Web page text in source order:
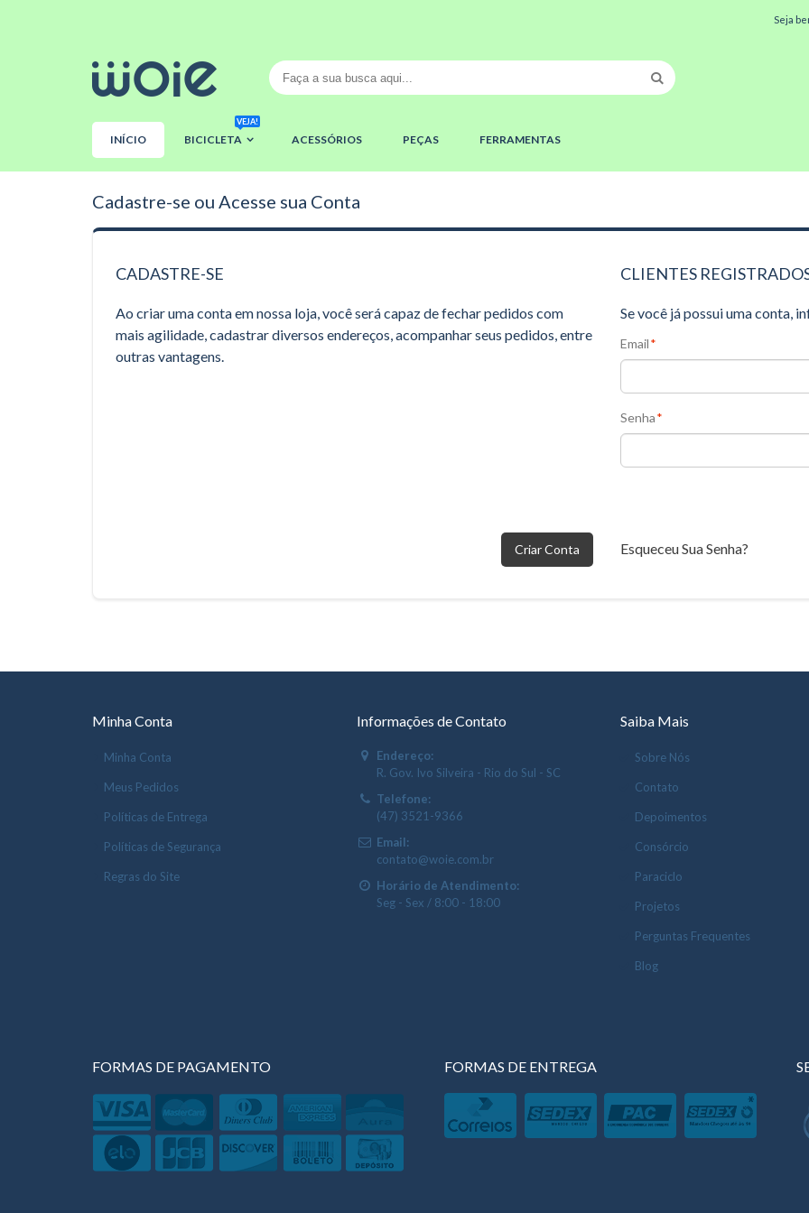
Seja
INÍCIO BICICLETA
VEJA!
ACESSÓRIOS PEÇAS FERRAMENTAS
Cadastre-se ou Acesse sua Conta
CADASTRE-SE
Ao criar uma conta em nossa loja, você será capaz de fechar pedidos com
mais agilidade, cadastrar diversos endereços, acompanhar seus pedidos, entre
outras vantagens.
Criar Conta
CLIENTES
Se você já possui uma conta,
*
Email
*
Senha
Esqueceu Sua Senha?
Minha Conta
Minha Conta
Meus Pedidos
Políticas de Entrega
Políticas de Segurança
Regras do Site
Informações de Contato
Endereço:
R. Gov. Ivo Silveira - Rio do Sul - SC
Telefone:
(47) 3521-9366
Email:
contato@woie.com.br
Horário de Atendimento:
Seg - Sex / 8:00 - 18:00
Saiba Mais
Sobre Nós
Contato
Depoimentos
Consórcio
Paraciclo
Projetos
Perguntas Frequentes
Blog
FORMAS DE PAGAMENTO FORMAS DE ENTREGA